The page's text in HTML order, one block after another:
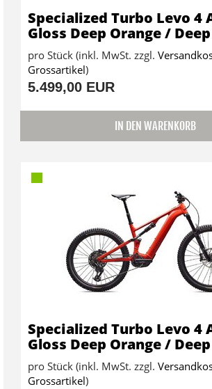
Specialized Turbo Levo 4
Gloss Deep Orange /
pro Stück (inkl. MwSt. zzgl.
Grossartikel)
5.499,00 EUR
IN DEN WARENKORB
Specialized Turbo Levo 4
Gloss Deep Orange /
pro Stück (inkl. MwSt. zzgl.
Grossartikel)